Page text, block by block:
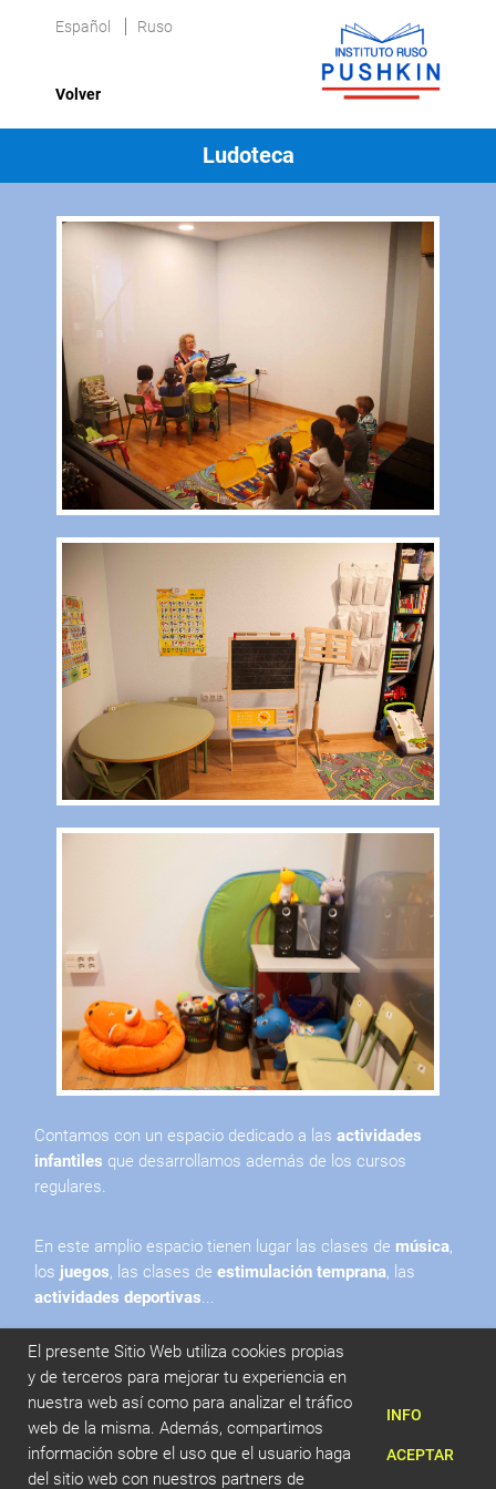
Español Ruso
Volver
Ludoteca
Contamos con un espacio dedicado a las actividades
infantiles que desarrollamos además de los cursos
regulares.
En este amplio espacio tienen lugar las clases de música,
los juegos, las clases de estimulación temprana, las
actividades deportivas...
El presente Sitio Web utiliza cookies propias
y de terceros para mejorar tu experiencia en
nuestra web así como para analizar el tráfico
web de la misma. Además, compartimos
información sobre el uso que el usuario haga
del sitio web con nuestros partners de
INFO
ACEPTAR